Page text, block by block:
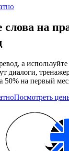
слова на
а
диалоги,
50% на первый
Посмотреть